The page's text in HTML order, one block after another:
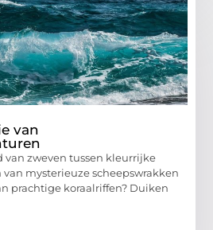
van
van zweven tussen kleurrijke
van mysterieuze scheepswrakken
prachtige koraalriffen? Duiken